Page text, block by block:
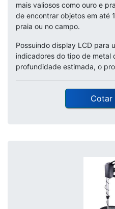
mais valiosos como ouro e
de encontrar objetos em até
praia ou no campo.
Possuindo display LCD para
indicadores do tipo de metal
profundidade estimada, o
Cotar